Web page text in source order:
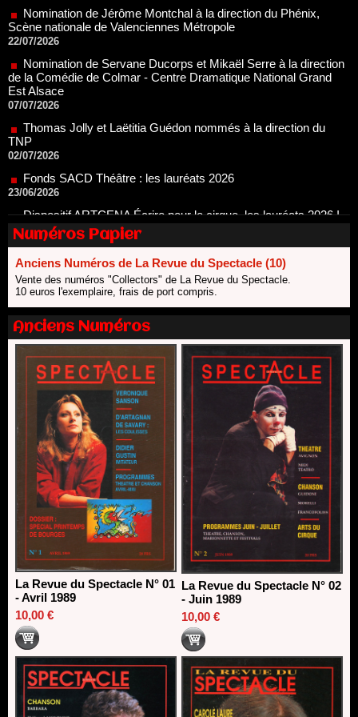
Nomination de Servane Ducorps et Mikaël Serre à la direction
de la Comédie de Colmar - Centre Dramatique National Grand
Est Alsace
Thomas Jolly et Laëtitia Guédon nommés à la direction du
TNP
02/07/2026
Fonds SACD Théâtre : les lauréats 2026
23/06/2026
Dispositif ARTCENA Écrire pour le cirque, les lauréats 2026 !
20/06/2026
Le palmarès des prix SACD 2026
18/06/2026
Les 10 lauréats du Fonds Grandes Formes Théâtre 2026
SACD
13/06/2026
Nomination de Nathalie Garraud et Olivier Saccomano à la
direction du Théâtre de Gennevilliers - CDN
13/06/2026
Dispositif SACD Auteurs d'espaces : les lauréats 2026
18/03/2026
Numéros Papier
Anciens Numéros de La Revue du Spectacle (10)
Vente des numéros "Collectors" de La Revue du Spectacle.
10 euros l'exemplaire, frais de port compris.
Anciens Numéros
La Revue du Spectacle N° 01
- Avril 1989
10,00 €
La Revue du Spectacle N° 02
- Juin 1989
10,00 €